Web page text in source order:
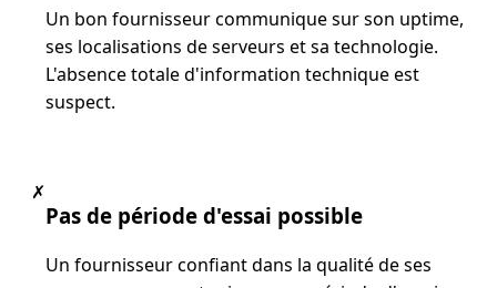
Un bon fournisseur communique sur son uptime,
ses localisations de serveurs et sa technologie.
L'absence totale d'information technique est
suspect.
✗
Pas de période d'essai possible
Un fournisseur confiant dans la qualité de ses